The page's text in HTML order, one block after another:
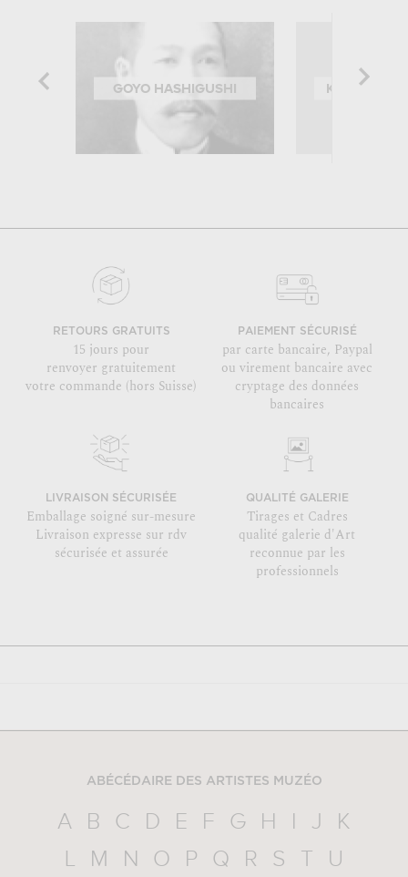
GOYO HASHIGUSHI KITAGAWA
RETOURS GRATUITS
15 jours pour
renvoyer gratuitement
votre commande (hors Suisse)
PAIEMENT SÉCURISÉ
par carte bancaire, Paypal
ou virement bancaire avec
cryptage des données
bancaires
LIVRAISON SÉCURISÉE
Emballage soigné sur-mesure
Livraison expresse sur rdv
sécurisée et assurée
QUALITÉ GALERIE
Tirages et Cadres
qualité galerie d'Art
reconnue par les
professionnels
ABÉCÉDAIRE DES ARTISTES MUZÉO
A B C D E F G H I J
K
L
M N O P Q R S T
U